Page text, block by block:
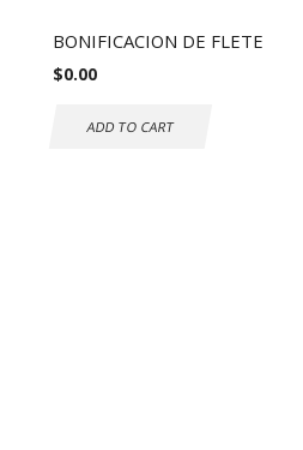
BONIFICACION DE FLETE
$0.00
ADD TO CART